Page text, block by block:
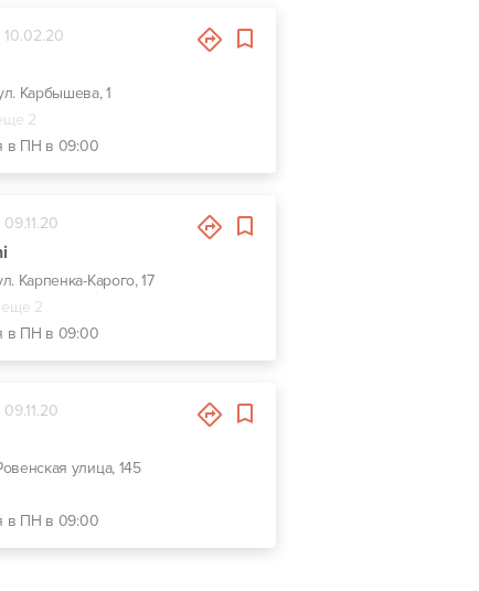
10.02.20
Карбышева, 1
2
в ПН в 09:00
09.11.20
Карпенка-Карого, 17
еще 2
в ПН в 09:00
09.11.20
улица, 145
в ПН в 09:00